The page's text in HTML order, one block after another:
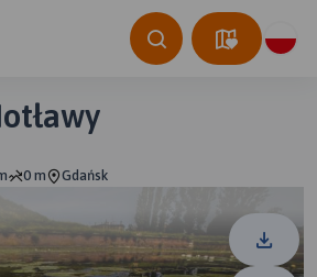
0 m Gdańsk